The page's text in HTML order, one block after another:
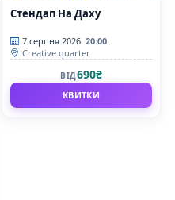
Стендап На Даху
7 серпня 2026 20:00
Creative quarter
ВІД690₴
КВИТКИ